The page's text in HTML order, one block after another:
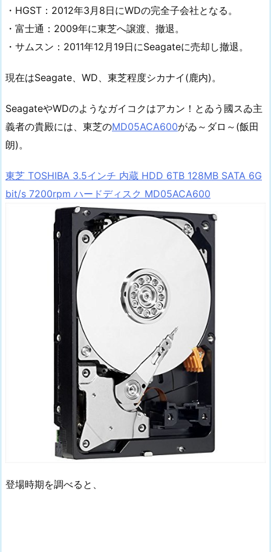
・HGST：2012年3月8日にWDの完全子会社となる。
・富士通：2009年に東芝へ譲渡、撤退。
・サムスン：2011年12月19日にSeagateに売却し撤退。
現在はSeagate、WD、東芝程度シカナイ(鹿内)。
SeagateやWDのようなガイコクはアカン！とゐう國スゐ主
義者の貴殿には、東芝のMD05ACA600がゐ～ダロ～(飯田
朗)。
東芝 TOSHIBA 3.5インチ 内蔵 HDD 6TB 128MB SATA 6G
bit/s 7200rpm ハードディスク MD05ACA600
登場時期を調べると、